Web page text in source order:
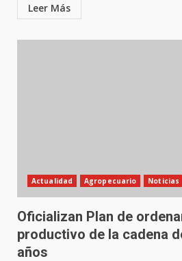
Leer Más
Actualidad Agropecuario Noticias
Oficializan Plan de
productivo de la cadena
años